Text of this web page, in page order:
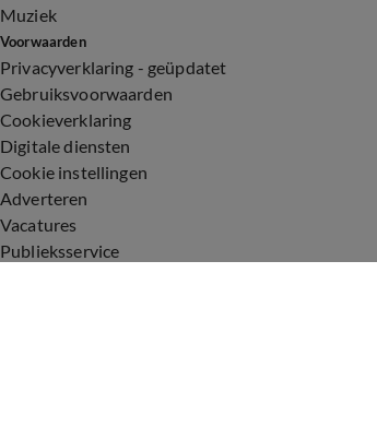
Muziek
Voorwaarden
Privacyverklaring - geüpdatet
Gebruiksvoorwaarden
Cookieverklaring
Digitale diensten
Cookie instellingen
Adverteren
Vacatures
Publieksservice